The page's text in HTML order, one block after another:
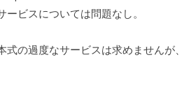
ービスについては問題なし。
式の過度なサービスは求めません